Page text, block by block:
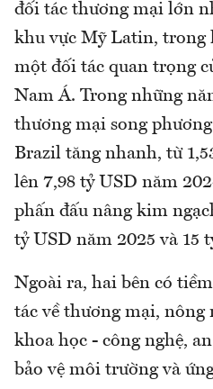
đối tác thương mại lớn
khu vực Mỹ Latin, trong
một đối tác quan trọng
Nam Á. Trong những
thương mại song
Brazil tăng nhanh, từ
lên 7,98 tỷ USD năm
phấn đấu nâng kim
tỷ USD năm 2025 và 15
Ngoài ra, hai bên có
tác về thương mại, nông
khoa học - công nghệ,
bảo vệ môi trường và